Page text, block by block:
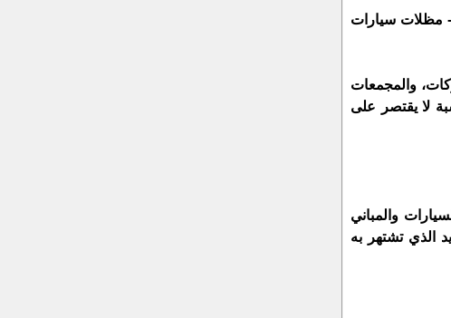
- مظلات سيارات
والمجمعات
لا يقتصر على
والمباني
الذي تشتهر به